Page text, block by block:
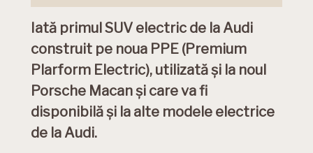
Iată primul SUV electric de la Audi
construit pe noua PPE (Premium
Plarform Electric), utilizată și la noul
Porsche Macan și care va fi
disponibilă și la alte modele electrice
de la Audi.